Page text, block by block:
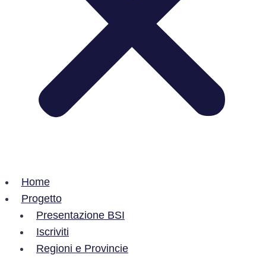
Home
Progetto
Presentazione BSI
Iscriviti
Regioni e Provincie